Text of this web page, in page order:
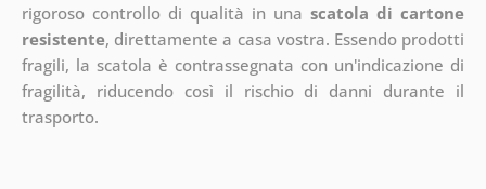
rigoroso controllo di qualità in unascatola di cartone
resistente, direttamente a casa vostra. Essendo prodotti
fragili, la scatola è contrassegnata con un'indicazione di
fragilità, riducendo così il rischio di danni durante il
trasporto.